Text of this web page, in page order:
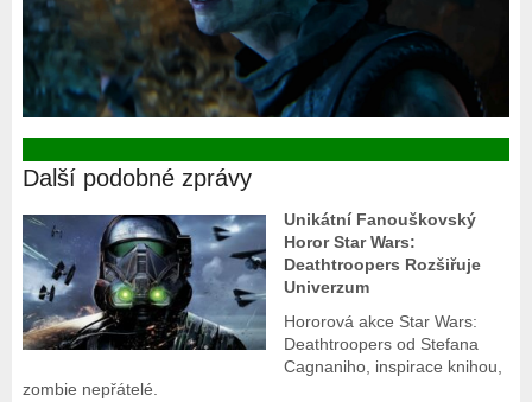
Další podobné zprávy
Unikátní Fanouškovský
Horor Star Wars:
Deathtroopers Rozšiřuje
Univerzum
Hororová akce Star Wars:
Deathtroopers od Stefana
Cagnaniho, inspirace knihou,
zombie nepřátelé.